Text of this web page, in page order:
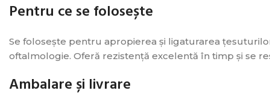
Pentru ce se folosește
Se folosește pentru apropierea și ligaturarea
oftalmologie. Oferă rezistență excelentă în timp și se
Ambalare și livrare